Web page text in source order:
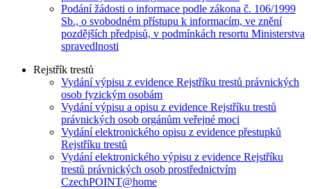
Podání žádosti o informace podle zákona č. 106/1999
Sb., o svobodném přístupu k informacím, ve znění
pozdějších předpisů, v podmínkách resortu Ministerstva
spravedlnosti
Rejstřík trestů
Vydání výpisu z evidence Rejstříku trestů právnických
osob fyzickým osobám
Vydání výpisu a opisu z evidence Rejstříku trestů
právnických osob orgánům veřejné moci
Vydání elektronického opisu z evidence přestupků
Rejstříku trestů
Vydání elektronického výpisu z evidence Rejstříku
trestů právnických osob prostřednictvím
CzechPOINT@home